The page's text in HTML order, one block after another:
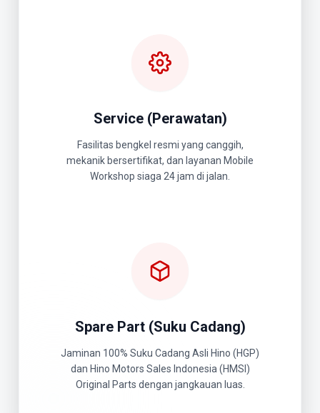
Service (Perawatan)
Fasilitas bengkel resmi yang canggih,
mekanik bersertifikat, dan layanan Mobile
Workshop siaga 24 jam di jalan.
Spare Part (Suku Cadang)
Jaminan 100% Suku Cadang Asli Hino (HGP)
dan Hino Motors Sales Indonesia (HMSI)
Original Parts dengan jangkauan luas.